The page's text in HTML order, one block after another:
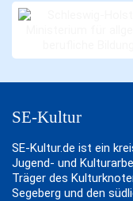
SE-Kultur
SE-Kultur.de ist ein
Jugend- und
Träger des
Segeberg und den